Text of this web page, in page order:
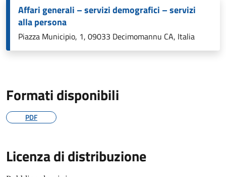
Affari generali – servizi demografici – servizi
alla persona
Piazza Municipio, 1, 09033 Decimomannu CA, Italia
Formati disponibili
PDF
Licenza di distribuzione